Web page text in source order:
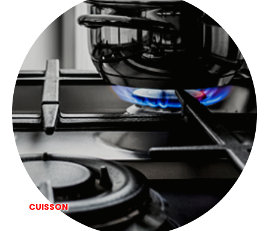
699,00 €. 499,00 €.
CUISSON